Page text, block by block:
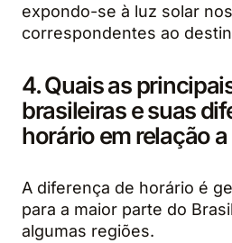
expondo-se à luz solar
correspondentes ao
4. Quais as
brasileiras e suas
horário em relação
A diferença de horário é
para a maior parte do
algumas regiões.